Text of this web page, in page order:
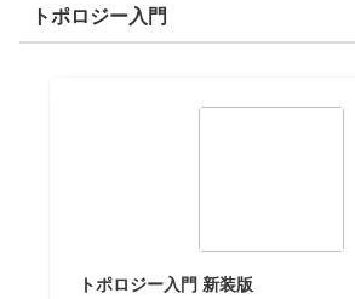
トポロジー入門
トポロジー入門 新装版